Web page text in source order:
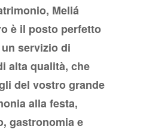
Meliá
è il posto perfetto
servizio di
alta qualità, che
del vostro grande
alla festa,
gastronomia e